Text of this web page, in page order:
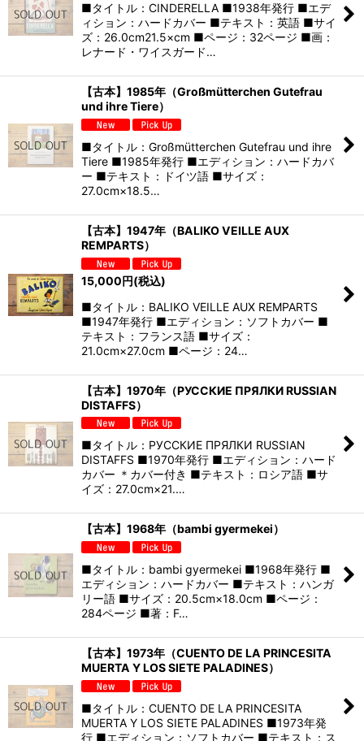
■タイトル：CINDERELLA ■1938年発行 ■エデ
ィション：ハードカバー ■テキスト：英語 ■サイ
ズ：26.0cm21.5×cm ■ページ：32ページ ■画：
レナード・ワイスガード…
【古本】1985年（Großmütterchen Gutefrau
und ihre Tiere）
■タイトル：Großmütterchen Gutefrau und ihre
Tiere ■1985年発行 ■エディション：ハードカバ
ー ■テキスト：ドイツ語 ■サイズ：
27.0cm×18.5…
【古本】1947年（BALIKO VEILLE AUX
REMPARTS）
15,000円(税込)
■タイトル：BALIKO VEILLE AUX REMPARTS
■1947年発行 ■エディション：ソフトカバー ■
テキスト：フランス語 ■サイズ：
21.0cm×27.0cm ■ページ：24…
【古本】1970年（РУССКИЕ ПРЯЛКИ RUSSIAN
DISTAFFS）
■タイトル：РУССКИЕ ПРЯЛКИ RUSSIAN
DISTAFFS ■1970年発行 ■エディション：ハード
カバー ＊カバー付き ■テキスト：ロシア語 ■サ
イズ：27.0cm×21.…
【古本】1968年（bambi gyermekei）
■タイトル：bambi gyermekei ■1968年発行 ■
エディション：ハードカバー ■テキスト：ハンガ
リー語 ■サイズ：20.5cm×18.0cm ■ページ：
284ページ ■著：F…
【古本】1973年（CUENTO DE LA PRINCESITA
MUERTA Y LOS SIETE PALADINES）
■タイトル：CUENTO DE LA PRINCESITA
MUERTA Y LOS SIETE PALADINES ■1973年発
行 ■エディション：ソフトカバー ■テキスト：ス